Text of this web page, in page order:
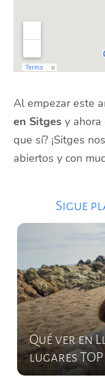
Al empezar este
en Sitges y ahora
que sí? ¡Sitges
abiertos y con
Sigue
Qué ver en
lugares